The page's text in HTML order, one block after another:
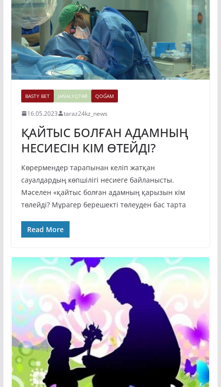
BASTY BET JAŃALYQTAR QOǴAM
16.05.2023 taraz24kz_news
ҚАЙТЫС БОЛҒАН АДАМНЫҢ
НЕСИЕСІН КІМ ӨТЕЙДІ?
Көрермендер тарапынан келіп жатқан
сауалдардың көпшілігі несиеге байланысты.
Мәселен «қайтыс болған адамның қарызын кім
төлейді? Мұрагер берешекті төлеуден бас тарта
Read More